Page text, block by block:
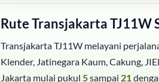
Rute Transjakarta TJ11W
Transjakarta TJ11W melayani
Klender, Jatinegara Kaum, Cakung,
Jakarta mulai pukul 5sampai 21